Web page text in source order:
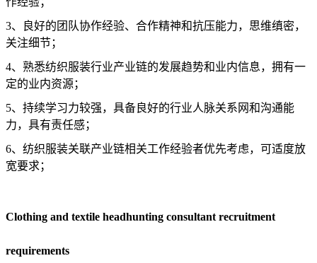
3、良好的团队协作经验、合作精神和抗压能力，思维缜密，
关注细节；
4、熟悉纺织服装行业产业链的发展趋势和业内信息，拥有一
定的业内资源；
5、持续学习力较强，具备良好的行业人脉关系网和沟通能
力，具有责任感；
6、纺织服装关联产业链相关工作经验者优先考虑，可适度放
宽要求；
Clothing and textile headhunting consultant recruitment
requirements